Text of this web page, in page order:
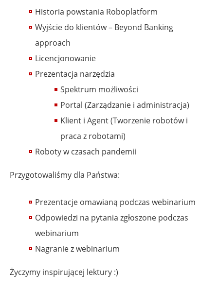
Historia powstania Roboplatform
Wyjście do klientów – Beyond Banking
approach
Licencjonowanie
Prezentacja narzędzia
Spektrum możliwości
Portal (Zarządzanie i administracja)
Klient i Agent (Tworzenie robotów i
praca z robotami)
Roboty w czasach pandemii
Przygotowaliśmy dla Państwa:
Prezentacje omawianą podczas webinarium
Odpowiedzi na pytania zgłoszone podczas
webinarium
Nagranie z webinarium
Życzymy inspirującej lektury :)